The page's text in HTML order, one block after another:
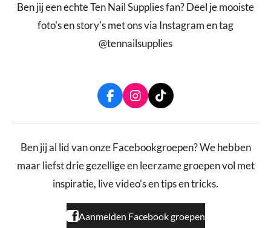
Ben jij een echte Ten Nail Supplies fan? Deel je mooiste
foto's en story's met ons via Instagram en tag
@tennailsupplies
F
a
c
b
o
k
I
n
s
a
r
a
T
i
k
o
Ben jij al lid van onze Facebookgroepen? We hebben
maar liefst drie gezellige en leerzame groepen vol met
inspiratie, live video's en tips en tricks.
Aanmelden Facebook groepen